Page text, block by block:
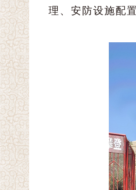
理、安防设施配